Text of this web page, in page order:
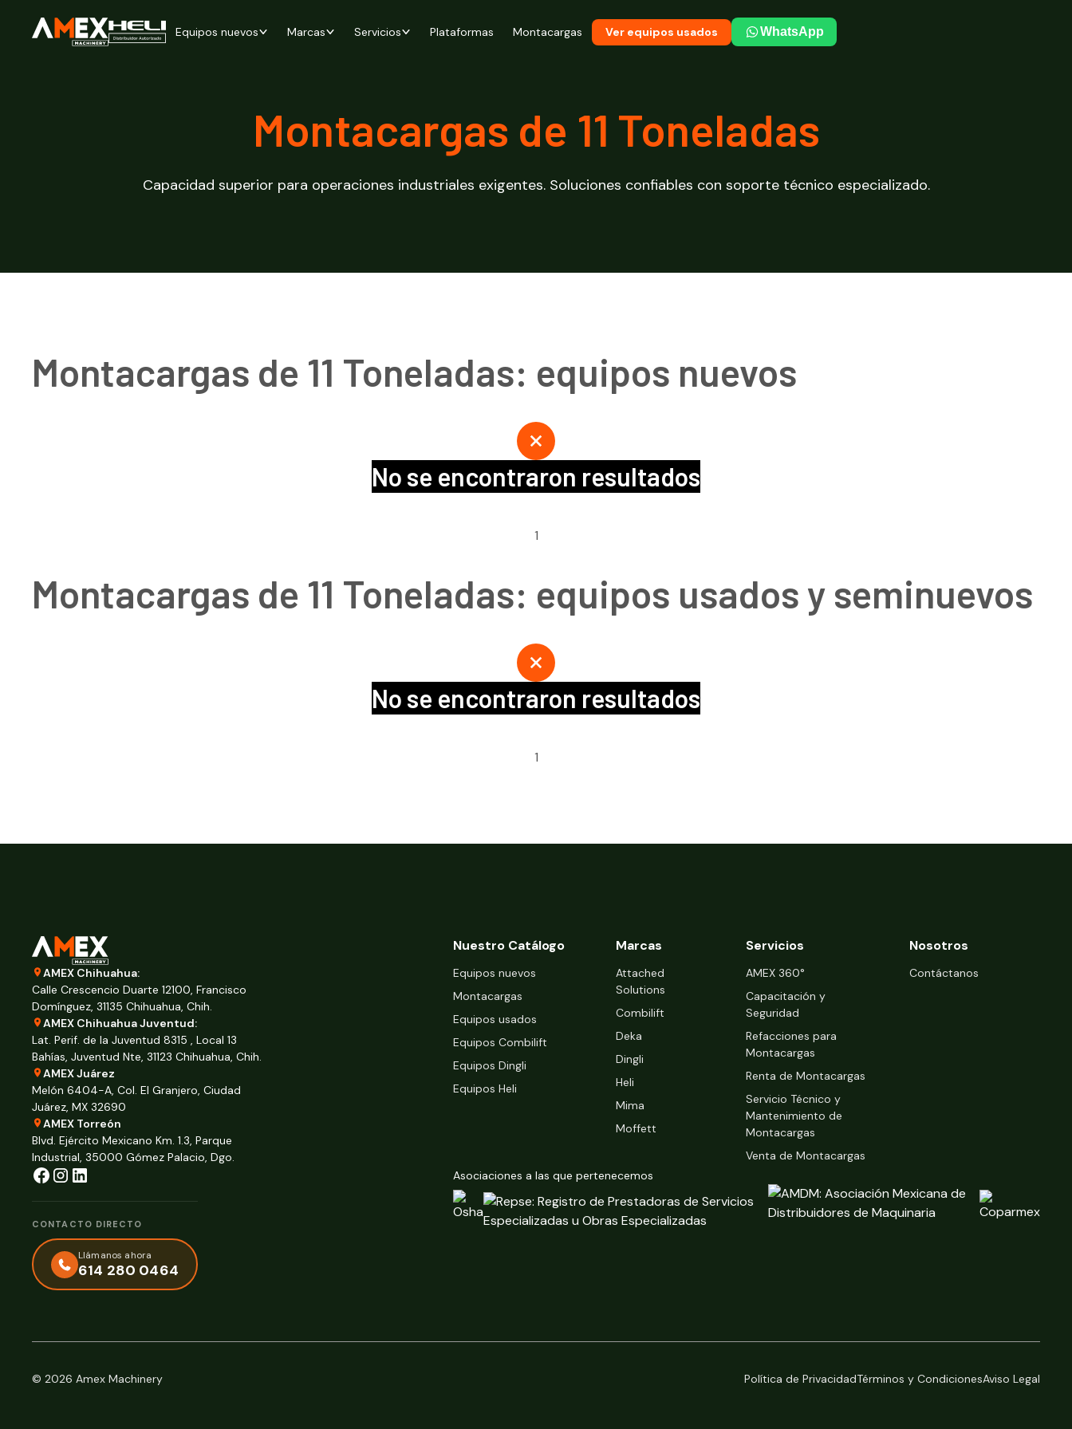
Equipos nuevos Marcas Servicios Plataformas Montacargas Ver equipos usados WhatsApp
Montacargas de 11 Toneladas
Capacidad superior para operaciones industriales exigentes. Soluciones confiables con soporte técnico especializado.
Montacargas de 11 Toneladas: equipos nuevos
No se encontraron resultados
1
Montacargas de 11 Toneladas: equipos usados y seminuevos
No se encontraron resultados
1
AMEX Chihuahua:
Calle Crescencio Duarte 12100, Francisco
Domínguez, 31135 Chihuahua, Chih.
AMEX Chihuahua Juventud:
Lat. Perif. de la Juventud 8315 , Local 13
Bahías, Juventud Nte, 31123 Chihuahua, Chih.
AMEX Juárez
Melón 6404-A, Col. El Granjero, Ciudad
Juárez, MX 32690
AMEX Torreón
Blvd. Ejército Mexicano Km. 1.3, Parque
Industrial, 35000 Gómez Palacio, Dgo.
CONTACTO DIRECTO
Llámanos ahora
614 280 0464
Nuestro Catálogo
Equipos nuevos
Montacargas
Equipos usados
Equipos Combilift
Equipos Dingli
Equipos Heli
Marcas
Attached
Solutions
Combilift
Deka
Dingli
Heli
Mima
Moffett
Servicios
‍AMEX 360°
Capacitación y
Seguridad
Refacciones para
Montacargas
Renta de Montacargas
Servicio Técnico y
Mantenimiento de
Montacargas
Venta de Montacargas
Nosotros
Contáctanos
Asociaciones a las que pertenecemos
© 2026 Amex Machinery Política de PrivacidadTérminos y CondicionesAviso Legal